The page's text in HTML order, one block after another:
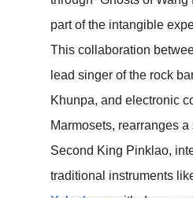
part of the intangible
This collaboration
lead singer of the rock
Khunpa, and electronic
Marmosets, rearranges
Second King Pinklao,
traditional instruments